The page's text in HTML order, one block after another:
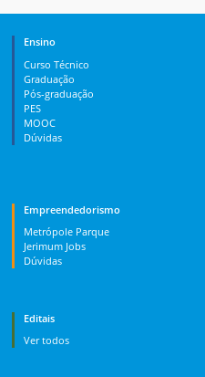
Ensino
Curso Técnico
Graduação
Pós-graduação
PES
MOOC
Dúvidas
Empreendedorismo
Metrópole Parque
Jerimum Jobs
Dúvidas
Editais
Ver todos